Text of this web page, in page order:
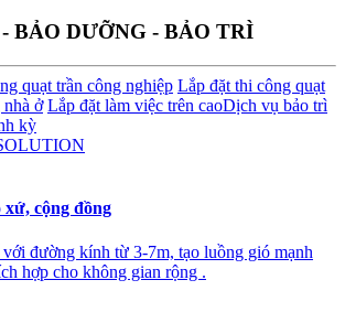
BẢO DƯỠNG - BẢO TRÌ
quạt trần công nghiệp Lắp đặt thi công quạt
nhà ở Lắp đặt làm việc trên caoDịch vụ bảo trì
kỳ
cộng đồng
đường kính từ 3-7m, tạo luồng gió mạnh
hợp cho không gian rộng .